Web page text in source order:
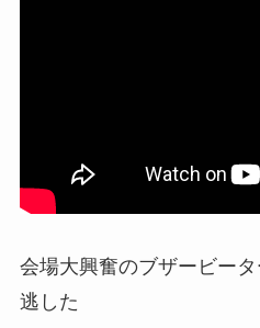
会場大興奮のブザービー
逃した